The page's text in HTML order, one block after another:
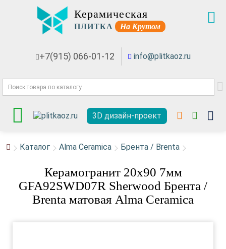
Керамическая
ПЛИТКА На Крутом
+7(915) 066-01-12 info@plitkaoz.ru
3D дизайн-проект
Каталог Alma Ceramica Брента / Brenta
Керамогранит 20x90 7мм
GFA92SWD07R Sherwood Брента /
Brenta матовая Alma Ceramica